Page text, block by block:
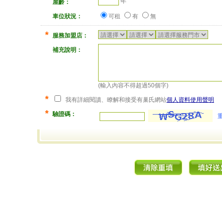
屋齡：
車位狀況： 可租 有 無
* 服務加盟店：
補充說明：
(輸入內容不得超過50個字)
* 我有詳細閱讀、瞭解和接受有巢氏網站個人資料使用聲明
* 驗證碼：